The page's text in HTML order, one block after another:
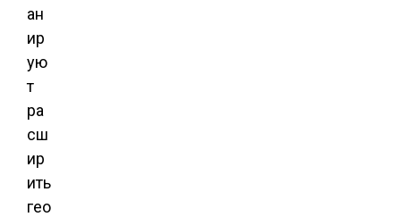
ан
ир
ую
т
ра
сш
ир
ить
гео